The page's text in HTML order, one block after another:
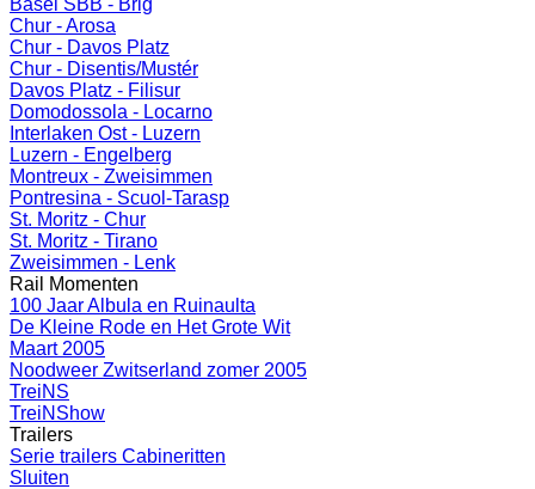
Basel SBB - Brig
Chur - Arosa
Chur - Davos Platz
Chur - Disentis/Mustér
Davos Platz - Filisur
Domodossola - Locarno
Interlaken Ost - Luzern
Luzern - Engelberg
Montreux - Zweisimmen
Pontresina - Scuol-Tarasp
St. Moritz - Chur
St. Moritz - Tirano
Zweisimmen - Lenk
Rail Momenten
100 Jaar Albula en Ruinaulta
De Kleine Rode en Het Grote Wit
Maart 2005
Noodweer Zwitserland zomer 2005
TreiNS
TreiNShow
Trailers
Serie trailers Cabineritten
Sluiten